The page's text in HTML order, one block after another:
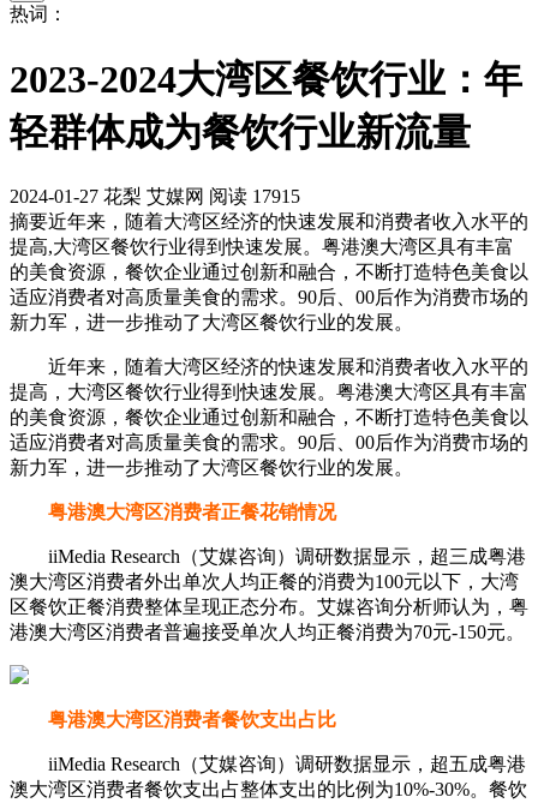
热词：
2023-2024大湾区餐饮行业：年
轻群体成为餐饮行业新流量
2024-01-27 花梨 艾媒网 阅读 17915
摘要近年来，随着大湾区经济的快速发展和消费者收入水平的
提高,大湾区餐饮行业得到快速发展。粤港澳大湾区具有丰富
的美食资源，餐饮企业通过创新和融合，不断打造特色美食以
适应消费者对高质量美食的需求。90后、00后作为消费市场的
新力军，进一步推动了大湾区餐饮行业的发展。
近年来，随着大湾区经济的快速发展和消费者收入水平的
提高，大湾区餐饮行业得到快速发展。粤港澳大湾区具有丰富
的美食资源，餐饮企业通过创新和融合，不断打造特色美食以
适应消费者对高质量美食的需求。90后、00后作为消费市场的
新力军，进一步推动了大湾区餐饮行业的发展。
粤港澳大湾区消费者正餐花销情况
iiMedia Research（艾媒咨询）调研数据显示，超三成粤港
澳大湾区消费者外出单次人均正餐的消费为100元以下，大湾
区餐饮正餐消费整体呈现正态分布。艾媒咨询分析师认为，粤
港澳大湾区消费者普遍接受单次人均正餐消费为70元-150元。
粤港澳大湾区消费者餐饮支出占比
iiMedia Research（艾媒咨询）调研数据显示，超五成粤港
澳大湾区消费者餐饮支出占整体支出的比例为10%-30%。餐饮